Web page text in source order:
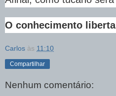
O conhecimento
Carlos às 11:10
Compartilhar
Nenhum comentário: